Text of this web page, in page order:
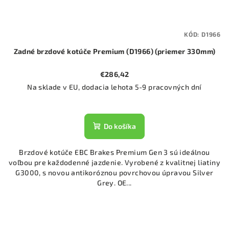
Zadné brzdové kotúče Premium (D1966) (priemer 330mm)
€286,42
Na sklade v EU, dodacia lehota 5-9 pracovných dní
Do košíka
Brzdové kotúče EBC Brakes Premium Gen 3 sú ideálnou
voľbou pre každodenné jazdenie. Vyrobené z kvalitnej liatiny
G3000, s novou antikoróznou povrchovou úpravou Silver
Grey. OE...
KÓD: D1966